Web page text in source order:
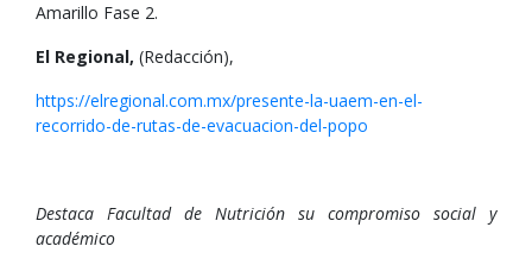
Amarillo Fase 2.
El Regional, (Redacción),
https://elregional.com.mx/presente-la-uaem-en-el-
recorrido-de-rutas-de-evacuacion-del-popo
Destaca Facultad de Nutrición su compromiso social y
académico